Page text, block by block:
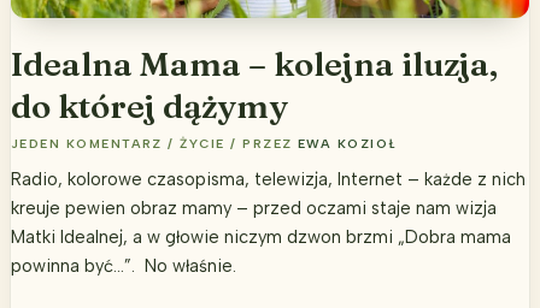
Idealna Mama – kolejna iluzja,
do której dążymy
JEDEN KOMENTARZ /ŻYCIE / PRZEZ EWA KOZIOŁ
Radio, kolorowe czasopisma, telewizja, Internet – każde z nich
kreuje pewien obraz mamy – przed oczami staje nam wizja
Matki Idealnej, a w głowie niczym dzwon brzmi „Dobra mama
powinna być…”. No właśnie.